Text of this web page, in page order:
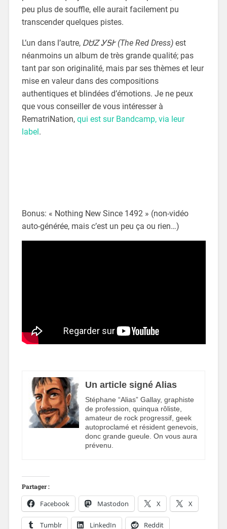
peu plus de souffle, elle aurait facilement pu
transcender quelques pistes.
L’un dans l’autre, ᎠᏌᏃ ᎩᎦᎨ (The Red Dress)est
néanmoins un album de très grande qualité; pas
tant par son originalité, mais par ses thèmes et leur
mise en valeur dans des compositions
authentiques et blindées d’émotions. Je ne peux
que vous conseiller de vous intéresser à
RematriNation, qui est sur Bandcamp, via leur
label.
Bonus: « Nothing New Since 1492 » (non-vidéo
auto-générée, mais c’est un peu ça ou rien…)
Un article signé Alias
Stéphane “Alias” Gallay, graphiste
de profession, quinqua rôliste,
amateur de rock progressif, geek
autoproclamé et résident genevois,
donc grande gueule. On vous aura
prévenu.
Partager :
Facebook Mastodon X X
Tumblr LinkedIn Reddit